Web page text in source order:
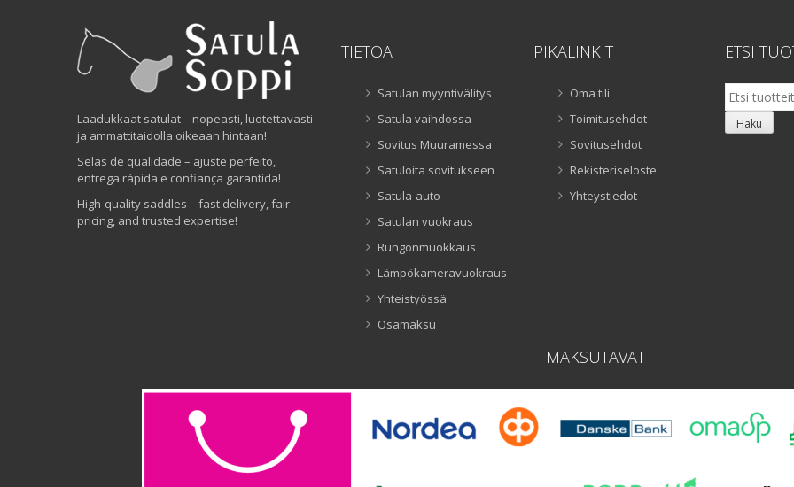
Laadukkaat satulat – nopeasti, luotettavasti
ja ammattitaidolla oikeaan hintaan!
Selas de qualidade – ajuste perfeito,
entrega rápida e confiança garantida!
High-quality saddles – fast delivery, fair
pricing, and trusted expertise!
TIETOA
Satulan myyntivälitys
Satula vaihdossa
Sovitus Muuramessa
Satuloita sovitukseen
Satula-auto
Satulan vuokraus
Rungonmuokkaus
Lämpökameravuokraus
Yhteistyössä
Osamaksu
PIKALINKIT
Oma tili
Toimitusehdot
Sovitusehdot
Rekisteriseloste
Yhteystiedot
ETSI
Etsi:
Haku
MAKSUTAVAT